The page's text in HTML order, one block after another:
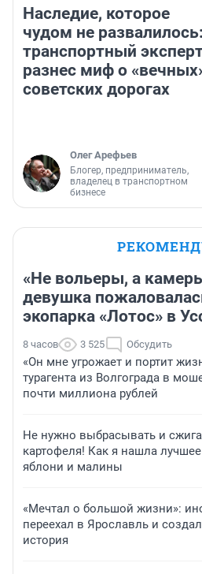
Наследие, которое
чудом не развалилось:
транспортный
разнес миф о
советских дорогах
Олег Арефьев
Блогер, предприниматель,
владелец в транспортном
бизнесе
«Не вольеры, а
девушка
экопарка «Лотос» в
8 часов 3 525 Обсудить
«Он мне угрожает и портит
турагента из Волгограда в
почти миллиона рублей
Не нужно выбрасывать и
картофеля! Как я нашла
яблони и малины
«Мечтал о большой жизни»:
переехал в Ярославль и
история